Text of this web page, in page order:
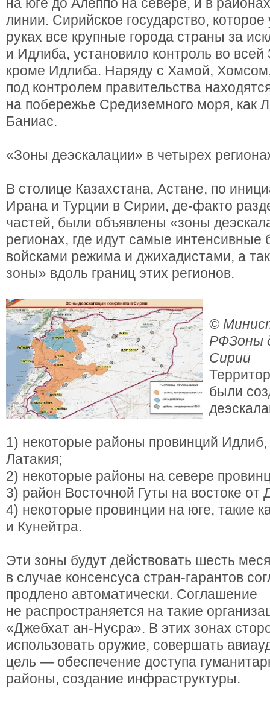
линии. Сирийское государство,
руках все крупные города страны за
и Идлиба, установило контроль во
кроме Идлиба. Наряду с Хамой,
под контролем правительства
на побережье Средиземного моря, как
Баниас.
«Зоны деэскалации» в четырех
В столице Казахстана, Астане, по
Ирана и Турции в Сирии, де-факто
частей, были объявлены «зоны
регионах, где идут самые интенсивные
войсками режима и джихадистами, а
зоны» вдоль границ этих регионов.
©
РФЗоны
Сирии
были
1) некоторые районы провинций
Латакия;
2) некоторые районы на севере
3) район Восточной Гуты на востоке от
4) некоторые провинции на юге, такие
и Кунейтра.
Эти зоны будут действовать шесть
в случае консенсуса стран-гарантов
продлено автоматически. Соглашение
не распространяется на такие
«Джебхат ан-Нусра». В этих зонах
использовать оружие, совершать
цель — обеспечение доступа
районы, создание инфраструктуры.